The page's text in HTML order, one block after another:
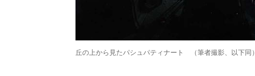
丘の上から見たパシュパティナート （筆者撮影、以下同）